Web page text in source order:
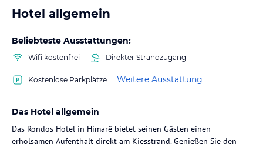
Hotel allgemein
Beliebteste Ausstattungen:
Wifi kostenfrei Direkter Strandzugang
Kostenlose Parkplätze Weitere Ausstattung
Das Hotel allgemein
Das Rondos Hotel in Himarë bietet seinen Gästen einen
erholsamen Aufenthalt direkt am Kiesstrand. Genießen Sie den